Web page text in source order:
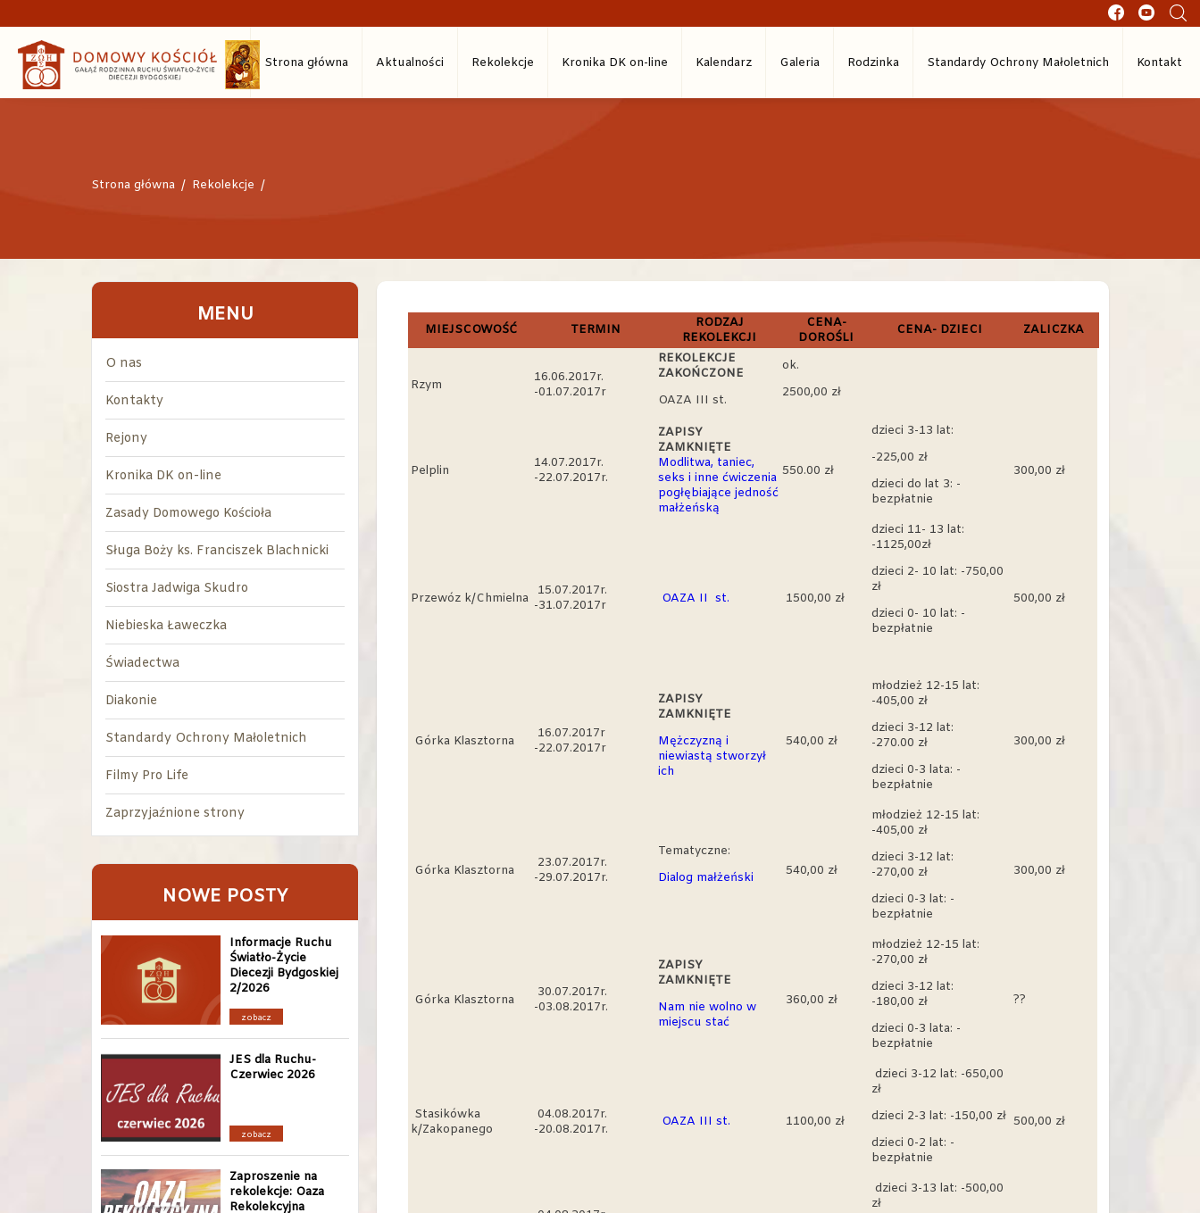
Strona główna Aktualności Rekolekcje Kronika DK on-line Kalendarz Galeria Rodzinka Standardy Ochrony Małoletnich Kontakt
Strona główna / Rekolekcje /
MIEJSCOWOŚĆ TERMIN
RODZAJ
REKOLEKCJI
CENA-
DOROŚLI
CENA- DZIECI ZALICZKA
Rzym
16.06.2017r.
-01.07.2017r
REKOLEKCJE
ZAKOŃCZONE
OAZA III st.
ok.
2500,00 zł
Pelplin
14.07.2017r.
-22.07.2017r.
ZAPISY
ZAMKNIĘTE
Modlitwa, taniec,
seks i inne ćwiczenia
pogłębiające jedność
małżeńską
550.00 zł
dzieci 3-13 lat:
-225,00 zł
dzieci do lat 3: -
bezpłatnie
300,00 zł
Przewóz k/Chmielna
15.07.2017r.
-31.07.2017r
OAZA II st. 1500,00 zł
dzieci 11- 13 lat:
-1125,00zł
dzieci 2- 10 lat: -750,00
zł
dzieci 0- 10 lat: -
bezpłatnie
500,00 zł
Górka Klasztorna
16.07.2017r
-22.07.2017r
ZAPISY
ZAMKNIĘTE
Mężczyzną i
niewiastą stworzył
ich
540,00 zł
młodzież 12-15 lat:
-405,00 zł
dzieci 3-12 lat:
-270.00 zł
dzieci 0-3 lata: -
bezpłatnie
300,00 zł
Górka Klasztorna
23.07.2017r.
-29.07.2017r.
Tematyczne:
Dialog małżeński
540,00 zł
młodzież 12-15 lat:
-405,00 zł
dzieci 3-12 lat:
-270,00 zł
dzieci 0-3 lat: -
bezpłatnie
300,00 zł
Górka Klasztorna
30.07.2017r.
-03.08.2017r.
ZAPISY
ZAMKNIĘTE
Nam nie wolno w
miejscu stać
360,00 zł
młodzież 12-15 lat:
-270,00 zł
dzieci 3-12 lat:
-180,00 zł
dzieci 0-3 lata: -
bezpłatnie
??
Stasikówka
k/Zakopanego
04.08.2017r.
-20.08.2017r.
OAZA III st. 1100,00 zł
dzieci 3-12 lat: -650,00
zł
dzieci 2-3 lat: -150,00 zł
dzieci 0-2 lat: -
bezpłatnie
500,00 zł
dzieci 3-13 lat: -500,00
zł
MENU
O nas
Kontakty
Rejony
Kronika DK on-line
Zasady Domowego Kościoła
Sługa Boży ks. Franciszek Blachnicki
Siostra Jadwiga Skudro
Niebieska Ławeczka
Świadectwa
Diakonie
Standardy Ochrony Małoletnich
Filmy Pro Life
Zaprzyjaźnione strony
NOWE POSTY
Informacje Ruchu
Światło-Życie
Diecezji Bydgoskiej
2/2026
zobacz
JES dla Ruchu-
Czerwiec 2026
zobacz
Zaproszenie na
rekolekcje: Oaza
Rekolekcyjna